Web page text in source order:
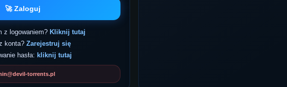
🚀 Zaloguj
z logowaniem? Kliknij tutaj
konta? Zarejestruj się
hasła: kliknij tutaj
torrents.pl